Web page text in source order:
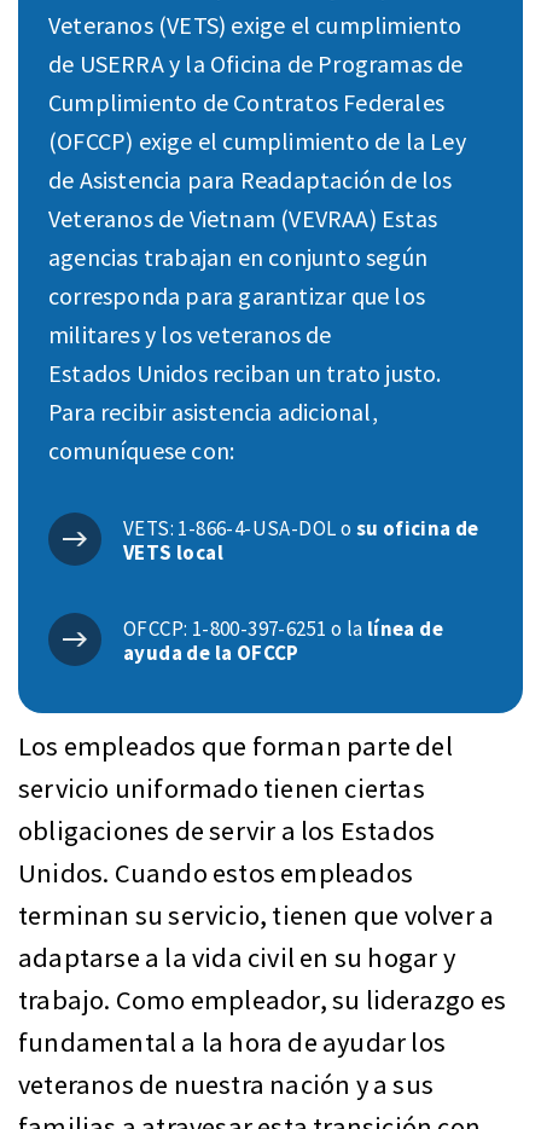
Los empleados que forman parte del
servicio uniformado tienen ciertas
obligaciones de servir a los Estados
Unidos. Cuando estos empleados
terminan su servicio, tienen que volver a
adaptarse a la vida civil en su hogar y
trabajo. Como empleador, su liderazgo es
fundamental a la hora de ayudar los
veteranos de nuestra nación y a sus
Veteranos (VETS) exige el cumplimiento
de USERRA y la Oficina de Programas de
Cumplimiento de Contratos Federales
(OFCCP) exige el cumplimiento de la Ley
de Asistencia para Readaptación de los
Veteranos de Vietnam (VEVRAA) Estas
agencias trabajan en conjunto según
corresponda para garantizar que los
militares y los veteranos de
Estados Unidos reciban un trato justo.
Para recibir asistencia adicional,
comuníquese con:
VETS: 1-866-4-USA-DOL o su oficina de
VETS local
OFCCP: 1-800-397-6251 o la línea de
ayuda de la OFCCP